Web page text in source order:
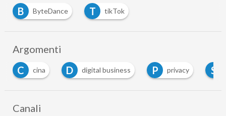
B
ByteDance T tikTok
Argomenti
cina digital business privacy
Canali